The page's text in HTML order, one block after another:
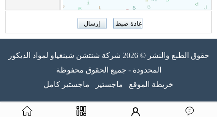
حقوق الطبع والنشر © 2026 شركة شنتشن شينغياو لمواد الديكور
المحدودة - جميع الحقوق محفوظة
خريطة الموقع
ماجستير ماجستير كامل